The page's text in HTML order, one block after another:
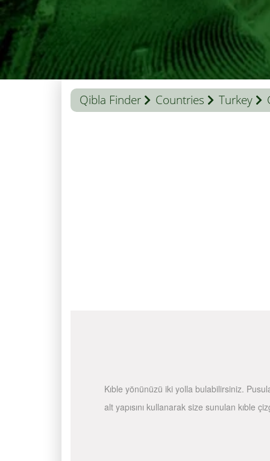
Qibla Finder Countries Turkey
Kıble yönünüzü iki yolla bulabilirsiniz.
alt yapısını kullanarak size sunulan kıble